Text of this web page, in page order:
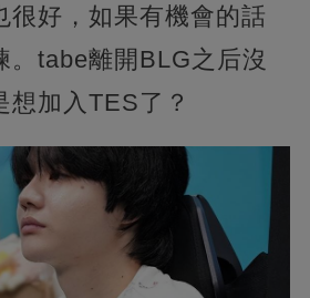
很好，如果有機會的話
。tabe離開BLG之后沒
想加入TES了？